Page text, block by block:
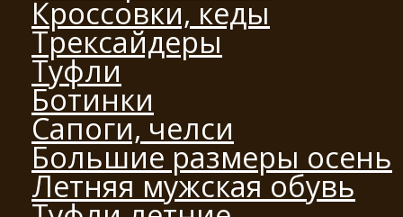
Кроссовки, кеды
Трексайдеры
Туфли
Ботинки
Сапоги, челси
Большие размеры осень
Летняя мужская обувь